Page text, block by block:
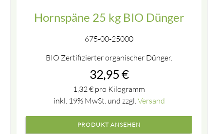
Hornspäne 25 kg BIO Dünger
675-00-25000
BIO Zertifizierter organischer Dünger.
32,95 €
1,32 € pro Kilogramm
inkl. 19% MwSt. und zzgl. Versand
PRODUKT ANSEHEN